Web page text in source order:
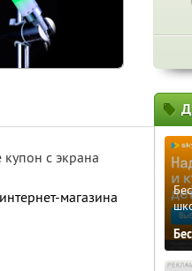
с экрана
магазина